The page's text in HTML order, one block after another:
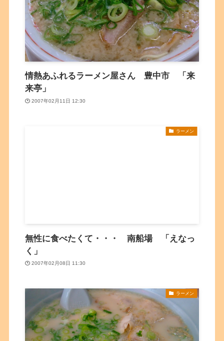
情熱あふれるラーメン屋さん 豊中市 「来
来亭」
2007年02月11日 12:30
ラーメン
無性に食べたくて・・・ 南船場 「えなっ
く」
2007年02月08日 11:30
ラーメン